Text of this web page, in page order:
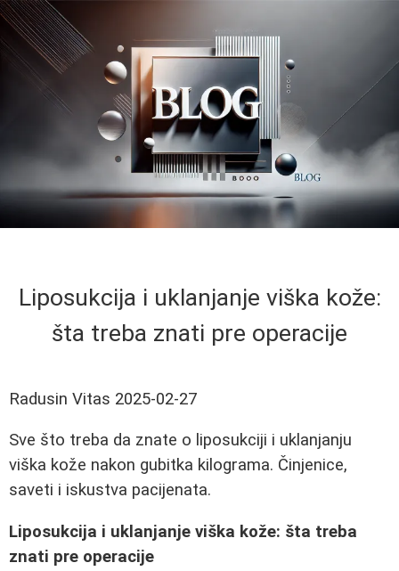
Liposukcija i uklanjanje viška kože:
šta treba znati pre operacije
Radusin Vitas 2025-02-27
Sve što treba da znate o liposukciji i uklanjanju
viška kože nakon gubitka kilograma. Činjenice,
saveti i iskustva pacijenata.
Liposukcija i uklanjanje viška kože: šta treba
znati pre operacije